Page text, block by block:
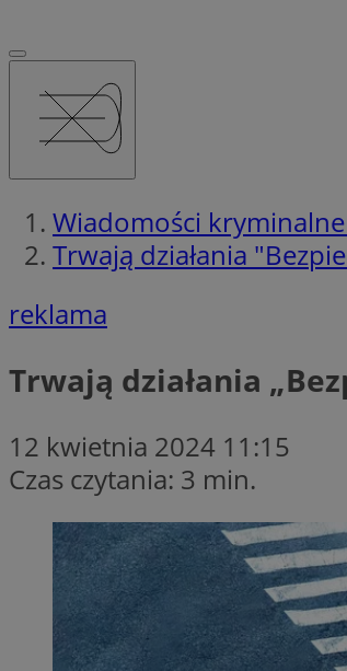
Wiadomości
Trwają działania
reklama
Trwają działania
12 kwietnia 2024 11:15
Czas czytania: 3 min.